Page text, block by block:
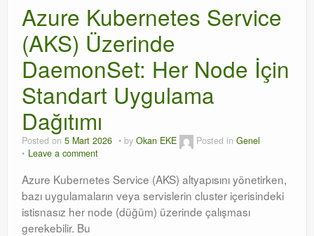
Azure Kubernetes Service
(AKS) Üzerinde
DaemonSet: Her Node İçin
Standart Uygulama
Dağıtımı
Posted on 5 Mart 2026 by Okan EKE Posted in Genel
Leave a comment
Azure Kubernetes Service (AKS) altyapısını yönetirken,
bazı uygulamaların veya servislerin cluster içerisindeki
istisnasız her node (düğüm) üzerinde çalışması
gerekebilir. Bu